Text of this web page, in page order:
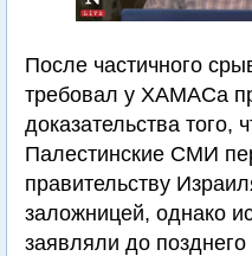
После частичного
требовал у ХАМАСа
доказательства того,
Палестинские СМИ
правительству
заложницей, однако
заявляли до